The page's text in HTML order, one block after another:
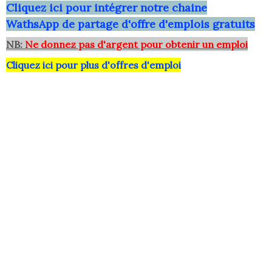
Cliquez ici pour intégrer notre chaine
WathsApp de partage d'offre d'emplois gratuits
NB: Ne donnez pas d'argent pour obtenir un emploi
Cliquez ici pour plus d'offres d'emploi